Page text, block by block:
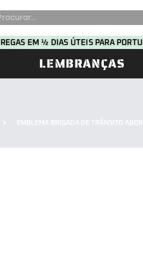
EM ½ DIAS ÚTEIS PARA
LEMBRANÇAS
EMBLEMA BRIGADA DE TRÂNSITO